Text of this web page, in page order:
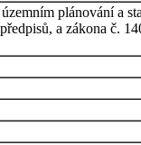
plánování a
a zákona č.